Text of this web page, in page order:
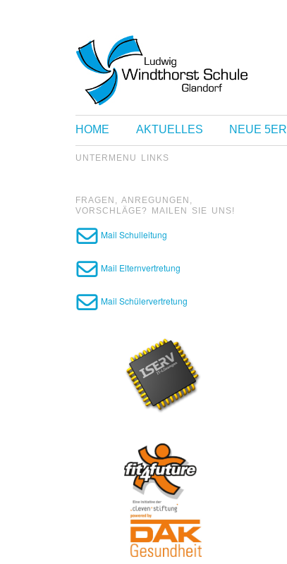
HOME AKTUELLES NEUE 5ER
UNTERMENU LINKS
FRAGEN, ANREGUNGEN,
VORSCHLÄGE? MAILEN SIE UNS!
Mail Schulleitung
Mail Elternvertretung
Mail Schülervertretung